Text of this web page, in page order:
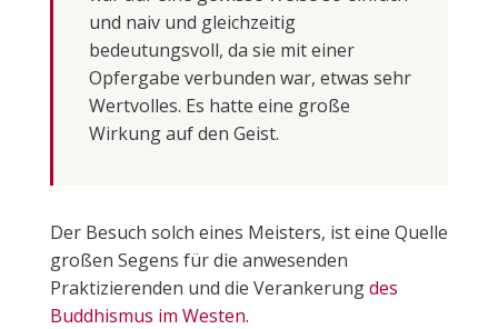
und naiv und gleichzeitig
bedeutungsvoll, da sie mit einer
Opfergabe verbunden war, etwas sehr
Wertvolles. Es hatte eine große
Wirkung auf den Geist.
Der Besuch solch eines Meisters, ist eine Quelle
großen Segens für die anwesenden
Praktizierenden und die Verankerungdes
Buddhismus im Westen.